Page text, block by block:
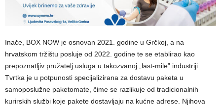
Inače, BOX NOW je osnovan 2021. godine u Grčkoj, a na
hrvatskom tržištu posluje od 2022. godine te se etablirao kao
prepoznatljiv pružatelj usluga u takozvanoj „last-mile” industriji.
Tvrtka je u potpunosti specijalizirana za dostavu paketa u
samoposlužne paketomate, čime se razlikuje od tradicionalnih
kurirskih službi koje pakete dostavljaju na kućne adrese. Njihova